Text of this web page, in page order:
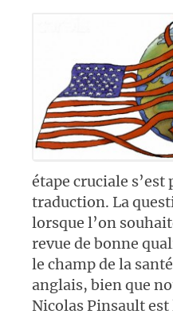
étape cruciale s’est
traduction. La
lorsque l’on
revue de bonne
le champ de la
anglais, bien que
Nicolas Pinsault